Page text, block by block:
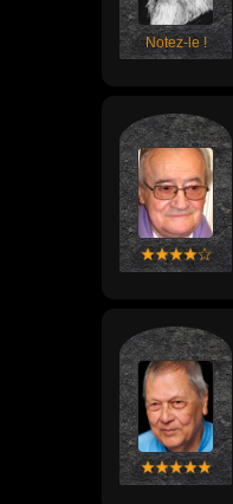
Notez-le !